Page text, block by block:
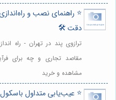
⭐️ راهنمای نصب و
دقت 🛠️
ترازوی پند در تهران - راه
مقاصد تجاری و چه برای
مشاهده و خرید
⭐️ عیب‌یابی متداول